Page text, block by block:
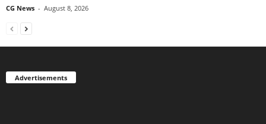
CG News - August 8, 2026
Advertisements